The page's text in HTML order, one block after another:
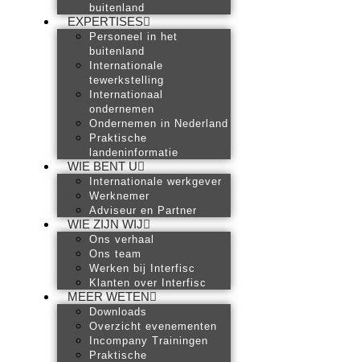
buitenland
EXPERTISES
Personeel in het
buitenland
Internationale
tewerkstelling
Internationaal
ondernemen
Ondernemen in Nederland
Praktische
landeninformatie
WIE BENT U
Internationale werkgever
Werknemer
Adviseur en Partner
WIE ZIJN WIJ
Ons verhaal
Ons team
Werken bij Interfisc
Klanten over Interfisc
MEER WETEN
Downloads
Overzicht evenementen
Incompany Trainingen
Praktische